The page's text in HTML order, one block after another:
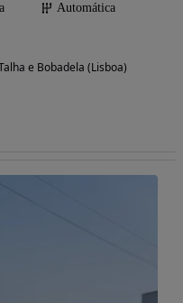
Automática
e Bobadela (Lisboa)